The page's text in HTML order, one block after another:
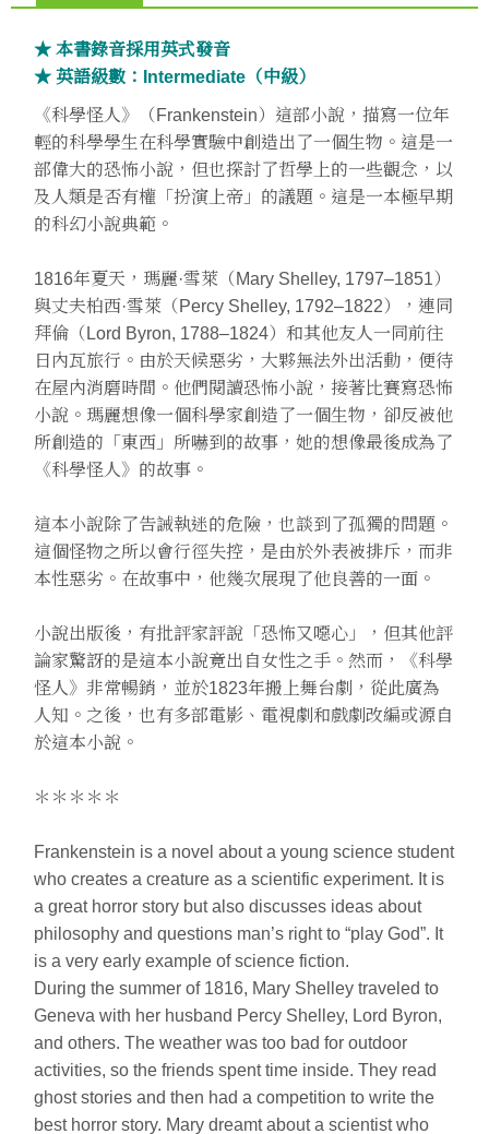
★ 本書錄音採用英式發音
★ 英語級數：Intermediate（中級）
《科學怪人》（Frankenstein）這部小說，描寫一位年
輕的科學學生在科學實驗中創造出了一個生物。這是一
部偉大的恐怖小說，但也探討了哲學上的一些觀念，以
及人類是否有權「扮演上帝」的議題。這是一本極早期
的科幻小說典範。
1816年夏天，瑪麗·雪萊（Mary Shelley, 1797–1851）
與丈夫柏西·雪萊（Percy Shelley, 1792–1822），連同
拜倫（Lord Byron, 1788–1824）和其他友人一同前往
日內瓦旅行。由於天候惡劣，大夥無法外出活動，便待
在屋內消磨時間。他們閱讀恐怖小說，接著比賽寫恐怖
小說。瑪麗想像一個科學家創造了一個生物，卻反被他
所創造的「東西」所嚇到的故事，她的想像最後成為了
《科學怪人》的故事。
這本小說除了告誡執迷的危險，也談到了孤獨的問題。
這個怪物之所以會行徑失控，是由於外表被排斥，而非
本性惡劣。在故事中，他幾次展現了他良善的一面。
小說出版後，有批評家評說「恐怖又噁心」，但其他評
論家驚訝的是這本小說竟出自女性之手。然而，《科學
怪人》非常暢銷，並於1823年搬上舞台劇，從此廣為
人知。之後，也有多部電影、電視劇和戲劇改編或源自
於這本小說。
＊＊＊＊＊
Frankenstein is a novel about a young science student
who creates a creature as a scientific experiment. It is
a great horror story but also discusses ideas about
philosophy and questions man’s right to “play God”. It
is a very early example of science fiction.
During the summer of 1816, Mary Shelley traveled to
Geneva with her husband Percy Shelley, Lord Byron,
and others. The weather was too bad for outdoor
activities, so the friends spent time inside. They read
ghost stories and then had a competition to write the
best horror story. Mary dreamt about a scientist who